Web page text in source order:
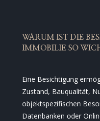
WARUM IST DIE
IMMOBILIE SO
Eine Besichtigung
Zustand, Bauqualität,
objektspezifischen
Datenbanken oder